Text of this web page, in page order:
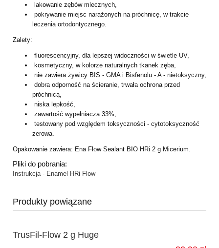
lakowanie zębów mlecznych,
pokrywanie miejsc narażonych na próchnicę, w trakcie
leczenia ortodontycznego.
Zalety:
fluorescencyjny, dla lepszej widoczności w świetle UV,
kosmetyczny, w kolorze naturalnych tkanek zęba,
nie zawiera żywicy BIS - GMA i Bisfenolu - A - nietoksyczny,
dobra odporność na ścieranie, trwała ochrona przed
próchnicą,
niska lepkość,
zawartość wypełniacza 33%,
testowany pod względem toksyczności - cytotoksyczność
zerowa.
Opakowanie zawiera: Ena Flow Sealant BIO HRi 2 g Micerium.
Pliki do pobrania:
Instrukcja - Enamel HRi Flow
Produkty powiązane
TrusFil-Flow 2 g Huge